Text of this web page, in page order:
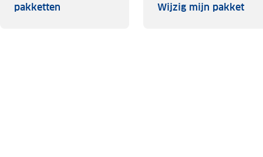
pakketten
Wijzig mijn pakket